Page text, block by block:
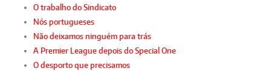
O trabalho do Sindicato
Nós portugueses
Não deixamos ninguém para trás
A Premier League depois do Special One
O desporto que precisamos